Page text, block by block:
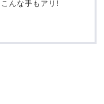
んな手もアリ!